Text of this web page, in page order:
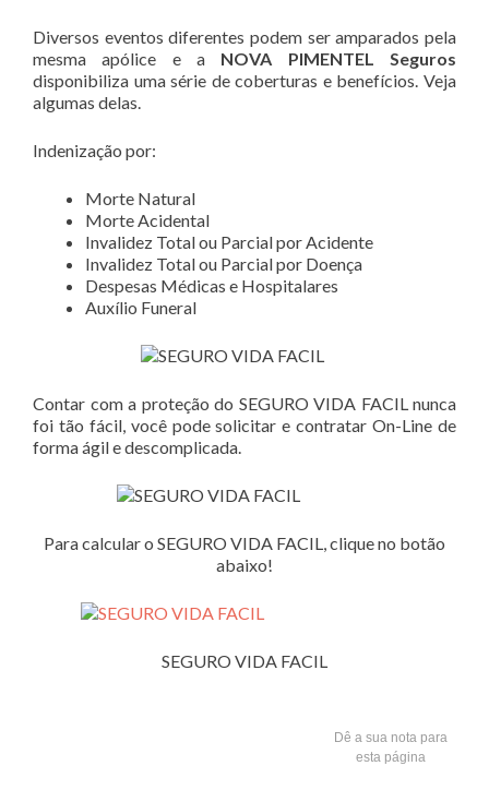
Diversos eventos diferentes podem ser amparados pela
mesma apólice e a NOVA PIMENTEL Seguros
disponibiliza uma série de coberturas e benefícios. Veja
algumas delas.
Indenização por:
Morte Natural
Morte Acidental
Invalidez Total ou Parcial por Acidente
Invalidez Total ou Parcial por Doença
Despesas Médicas e Hospitalares
Auxílio Funeral
Contar com a proteção do SEGURO VIDA FACIL nunca
foi tão fácil, você pode solicitar e contratar On-Line de
forma ágil e descomplicada.
Para calcular o SEGURO VIDA FACIL, clique no botão
abaixo!
SEGURO VIDA FACIL
Dê a sua nota para
esta página